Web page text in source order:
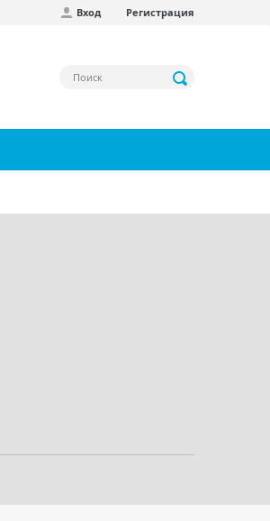
Вход Регистрация